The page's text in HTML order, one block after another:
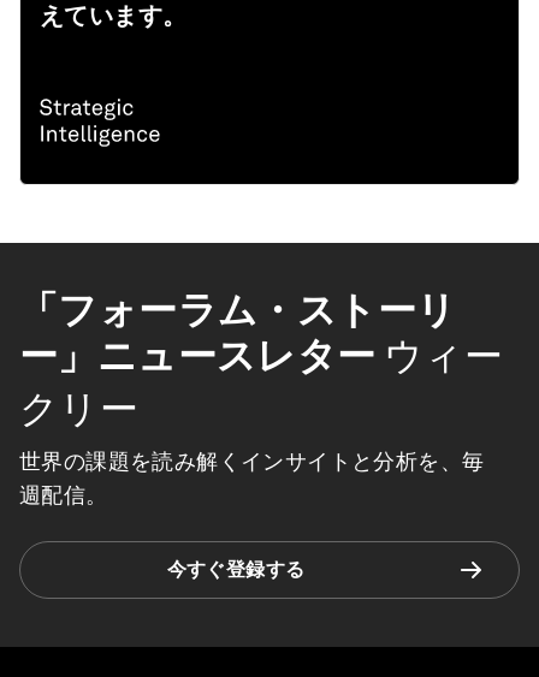
えています。
「フォーラム・ストーリ
ー」ニュースレター ウィー
クリー
世界の課題を読み解くインサイトと分析を、毎
週配信。
今すぐ登録する